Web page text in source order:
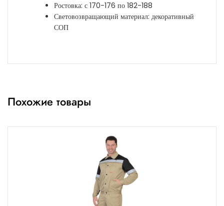
Ростовка: с 170-176 по 182-188
Световозвращающий материал: декоративный
СОП
Похожие товары